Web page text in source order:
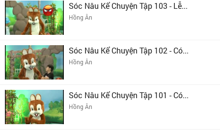
Sóc Nâu Kể Chuyện Tập 103 - Lễ...
Hồng Ân
Sóc Nâu Kể Chuyện Tập 102 - Có...
Hồng Ân
Sóc Nâu Kể Chuyện Tập 101 - Có...
Hồng Ân